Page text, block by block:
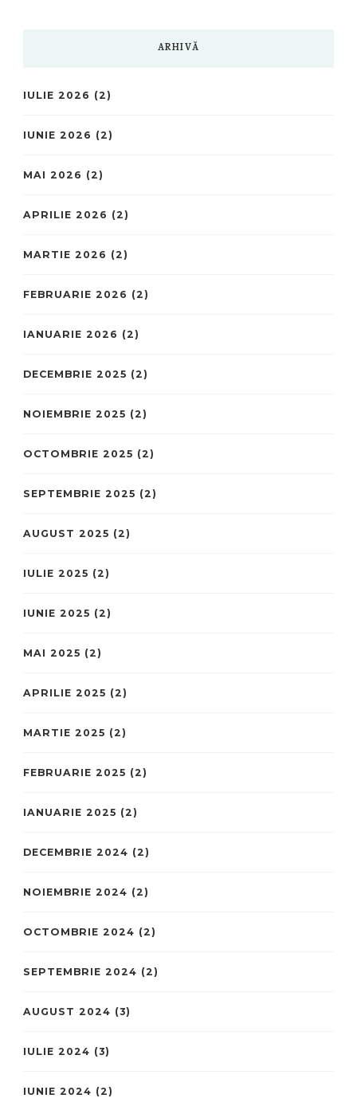
ARHIVĂ
IULIE 2026 (2)
IUNIE 2026 (2)
MAI 2026 (2)
APRILIE 2026 (2)
MARTIE 2026 (2)
FEBRUARIE 2026 (2)
IANUARIE 2026 (2)
DECEMBRIE 2025 (2)
NOIEMBRIE 2025 (2)
OCTOMBRIE 2025 (2)
SEPTEMBRIE 2025 (2)
AUGUST 2025 (2)
IULIE 2025 (2)
IUNIE 2025 (2)
MAI 2025 (2)
APRILIE 2025 (2)
MARTIE 2025 (2)
FEBRUARIE 2025 (2)
IANUARIE 2025 (2)
DECEMBRIE 2024 (2)
NOIEMBRIE 2024 (2)
OCTOMBRIE 2024 (2)
SEPTEMBRIE 2024 (2)
AUGUST 2024 (3)
IULIE 2024 (3)
IUNIE 2024 (2)